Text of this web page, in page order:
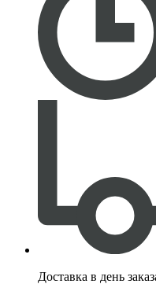
Доставка в день